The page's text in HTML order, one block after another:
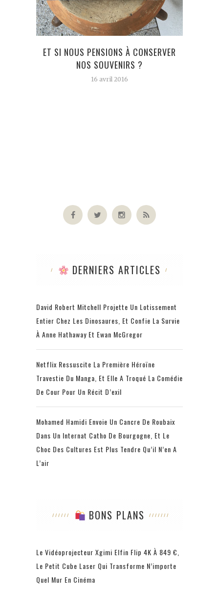
ET SI NOUS PENSIONS À CONSERVER
NOS SOUVENIRS ?
16 avril 2016
DERNIERS ARTICLES
David Robert Mitchell Projette Un Lotissement
Entier Chez Les Dinosaures, Et Confie La Survie
À Anne Hathaway Et Ewan McGregor
Netflix Ressuscite La Première Héroïne
Travestie Du Manga, Et Elle A Troqué La Comédie
De Cour Pour Un Récit D’exil
Mohamed Hamidi Envoie Un Cancre De Roubaix
Dans Un Internat Catho De Bourgogne, Et Le
Choc Des Cultures Est Plus Tendre Qu’il N’en A
L’air
BONS PLANS
Le Vidéoprojecteur Xgimi Elfin Flip 4K À 849 €,
Le Petit Cube Laser Qui Transforme N’importe
Quel Mur En Cinéma